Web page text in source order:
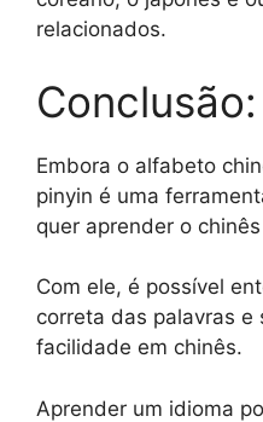
relacionados.
Conclusão:
Embora o alfabeto
pinyin é uma
quer aprender o
Com ele, é possível
correta das palavras e
facilidade em chinês.
Aprender um idioma